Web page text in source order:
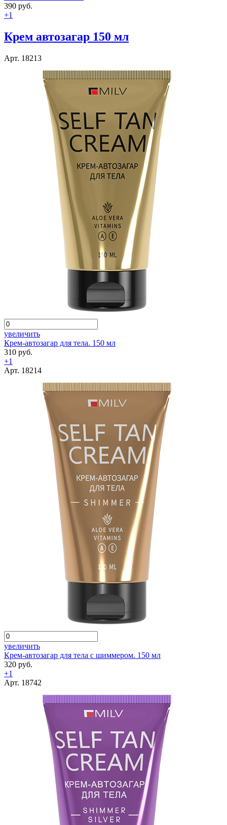
390 руб.
+1
Крем автозагар 150 мл
Арт. 18213
увеличить
Крем-автозагар для тела. 150 мл
310 руб.
+1
Арт. 18214
увеличить
Крем-автозагар для тела с шиммером. 150 мл
320 руб.
+1
Арт. 18742